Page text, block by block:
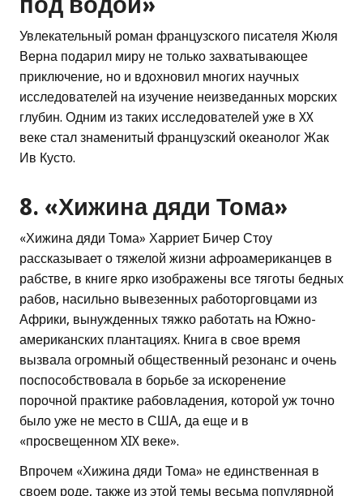
Увлекательный роман французского писателя Жюля
Верна подарил миру не только захватывающее
приключение, но и вдохновил многих научных
исследователей на изучение неизведанных морских
глубин. Одним из таких исследователей уже в XX
веке стал знаменитый французский океанолог Жак
Ив Кусто.
8. «Хижина дяди Тома»
«Хижина дяди Тома» Харриет Бичер Стоу
рассказывает о тяжелой жизни афроамериканцев в
рабстве, в книге ярко изображены все тяготы бедных
рабов, насильно вывезенных работорговцами из
Африки, вынужденных тяжко работать на Южно-
американских плантациях. Книга в свое время
вызвала огромный общественный резонанс и очень
поспособствовала в борьбе за искоренение
порочной практике рабовладения, которой уж точно
было уже не место в США, да еще и в
«просвещенном XIX веке».
Впрочем «Хижина дяди Тома» не единственная в
своем роде, также из этой темы весьма популярной